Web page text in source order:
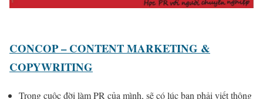
CONCOP – CONTENT MARKETING &
COPYWRITING
Trong cuộc đời làm PR của mình, sẽ có lúc bạn phải viết thông